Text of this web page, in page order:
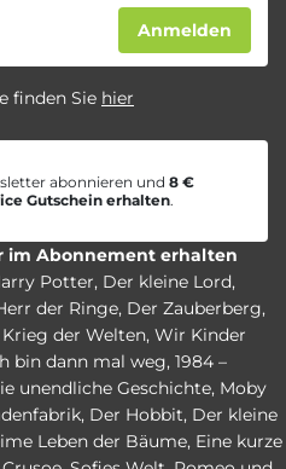
Anmelden
finden Sie hier
abonnieren und 8 €
Gutschein erhalten.
im Abonnement erhalten
Potter, Der kleine Lord,
der Ringe, Der Zauberberg,
der Welten, Wir Kinder
bin dann mal weg, 1984 –
unendliche Geschichte, Moby
, Der Hobbit, Der kleine
Leben der Bäume, Eine kurze